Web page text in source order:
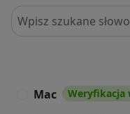
Szukaj w opiniach
Mac Weryfikacja